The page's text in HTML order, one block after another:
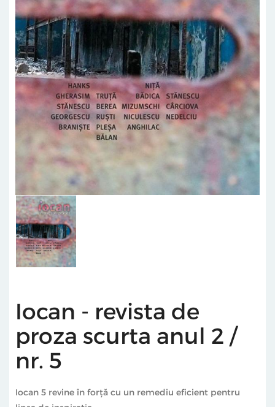
Iocan - revista de
proza scurta anul 2 /
nr. 5
Iocan 5 revine în forță cu un remediu eficient pentru